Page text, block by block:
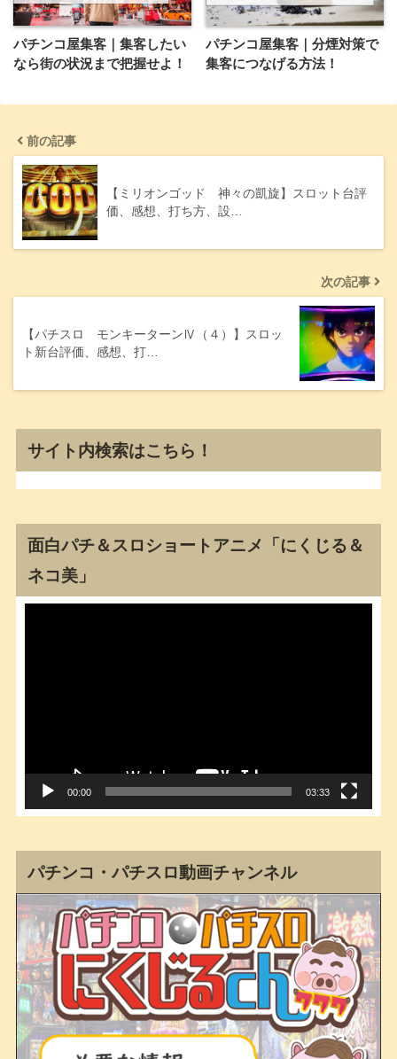
パチンコ屋集客｜集客したい
なら街の状況まで把握せよ！
パチンコ屋集客｜分煙対策で
集客につなげる方法！
前の記事
【ミリオンゴッド 神々の凱旋】スロット台評
価、感想、打ち方、設…
次の記事
【パチスロ モンキーターンⅣ（４）】スロッ
ト新台評価、感想、打…
サイト内検索はこちら！
面白パチ＆スロショートアニメ「にくじる＆
ネコ美」
00:00 03:33
パチンコ・パチスロ動画チャンネル